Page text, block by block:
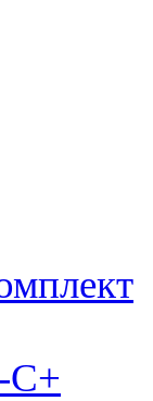
С+